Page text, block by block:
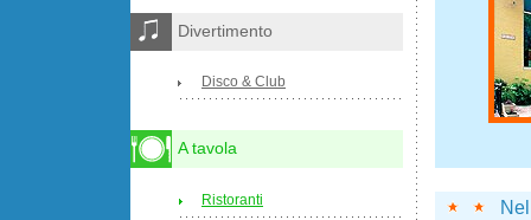
Divertimento
Disco & Club
A tavola
Ristoranti